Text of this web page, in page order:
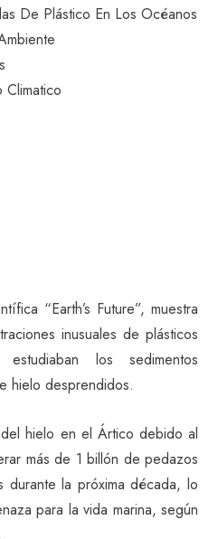
De Plástico En Los Océanos
“Earth’s Future”, muestra
inusuales de plásticos
los sedimentos
hielo desprendidos.
hielo en el Ártico debido al
más de 1 billón de pedazos
la próxima década, lo
para la vida marina, según